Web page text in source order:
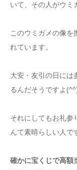
いて、その人がウミ
このウミガメの像を
れています。
大安・友引の日には
るんだそうですよ
それにしてもお礼参
んて素晴らしい人で
確かに宝くじで高額